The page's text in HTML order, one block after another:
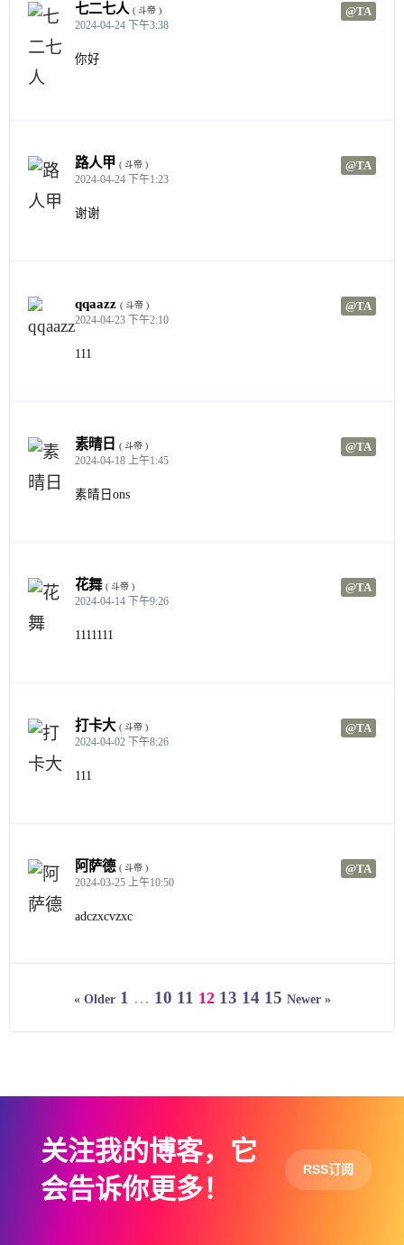
七二七人 @TA
( 斗帝 )
2024-04-24 下午3:38
你好
路人甲 @TA
( 斗帝 )
2024-04-24 下午1:23
谢谢
qqaazz @TA
( 斗帝 )
2024-04-23 下午2:10
111
素晴日 @TA
( 斗帝 )
2024-04-18 上午1:45
素晴日ons
花舞 @TA
( 斗帝 )
2024-04-14 下午9:26
1111111
打卡大 @TA
( 斗帝 )
2024-04-02 下午8:26
111
阿萨德 @TA
( 斗帝 )
2024-03-25 上午10:50
adczxcvzxc
« Older 1 … 10 11 12 13 14 15 Newer »
关注我的博客，它
会告诉你更多！
RSS订阅